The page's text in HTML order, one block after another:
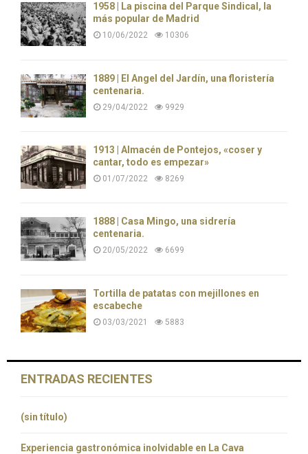
1958 | La piscina del Parque Sindical, la
más popular de Madrid
10/06/2022 10306
1889 | El Ángel del Jardín, una floristería
centenaria.
29/04/2022 9929
1913 | Almacén de Pontejos, «coser y
cantar, todo es empezar»
01/07/2022 8269
1888 | Casa Mingo, una sidrería
centenaria.
20/05/2022 6699
Tortilla de patatas con mejillones en
escabeche
03/03/2021 5883
ENTRADAS RECIENTES
(sin título)
Experiencia gastronómica inolvidable en La Cava